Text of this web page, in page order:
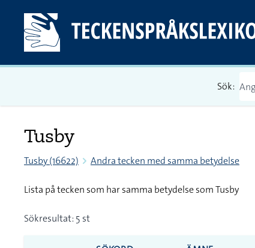
Sök:
Tusby
Tusby (16622) Andra tecken med samma betydelse
Lista på tecken som har samma betydelse som Tusby
Sökresultat: 5 st